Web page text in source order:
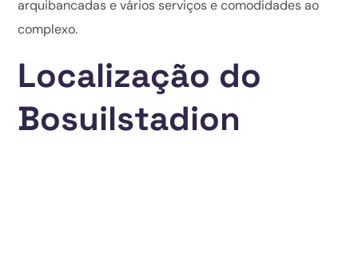
arquibancadas e vários serviços e comodidades ao
complexo.
Localização do
Bosuilstadion